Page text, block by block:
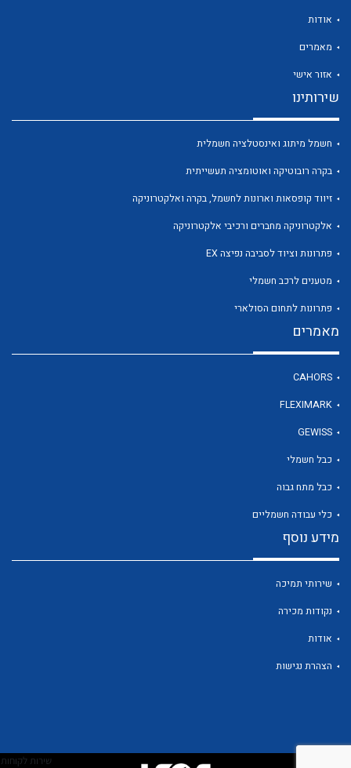
שירות לקוחות
לכל מוצרי היצרן
אודות
מאמרים
אזור אישי
שירותינו
חשמל מיתוג ואינסטלציה חשמלית
בקרה רובוטיקה ואוטומציה תעשייתית
זיווד קופסאות וארונות לחשמל, בקרה ואלקטרוניקה
אלקטרוניקה מחברים ורכיבי אלקטרוניקה
פתרונות וציוד לסביבה נפיצה EX
מטענים לרכב חשמלי
פתרונות לתחום הסולארי
מאמרים
CAHORS
FLEXIMARK
GEWISS
כבל חשמלי
כבל מתח גבוה
כלי עבודה חשמליים
מידע נוסף
שירותי תמיכה
נקודות מכירה
אודות
הצהרת נגישות